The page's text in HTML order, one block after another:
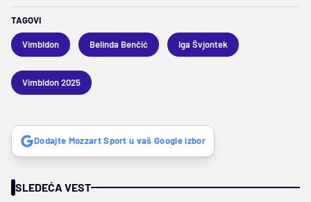
TAGOVI
Vimbldon Belinda Benčić Iga Švjontek
Vimbldon 2025
Dodajte Mozzart Sport u vaš Google izbor
SLEDEĆA VEST